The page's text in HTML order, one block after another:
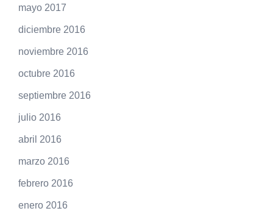
mayo 2017
diciembre 2016
noviembre 2016
octubre 2016
septiembre 2016
julio 2016
abril 2016
marzo 2016
febrero 2016
enero 2016